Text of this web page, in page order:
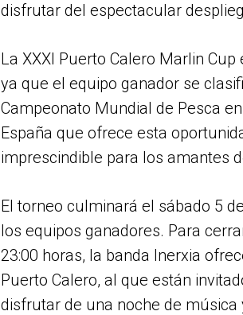
disfrutar del espectacular
La XXXI Puerto Calero Marlin
ya que el equipo ganador se
Campeonato Mundial de Pesca
España que ofrece esta
imprescindible para los amantes
El torneo culminará el sábado 5
los equipos ganadores. Para
23:00 horas, la banda Inerxia
Puerto Calero, al que están
disfrutar de una noche de música